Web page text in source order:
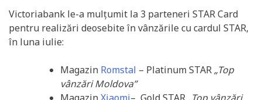
Victoriabank le-a mulțumit la 3 parteneri STAR Card
pentru realizări deosebite în vânzările cu cardul STAR,
în luna iulie:
Magazin Romstal – Platinum STAR „Top
vânzări Moldova”